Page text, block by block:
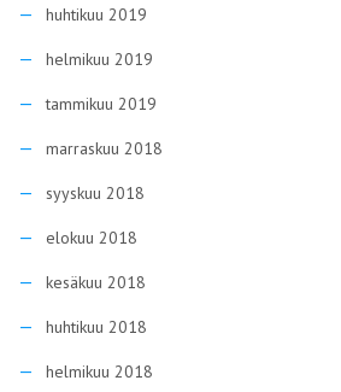
huhtikuu 2019
helmikuu 2019
tammikuu 2019
marraskuu 2018
syyskuu 2018
elokuu 2018
kesäkuu 2018
huhtikuu 2018
helmikuu 2018